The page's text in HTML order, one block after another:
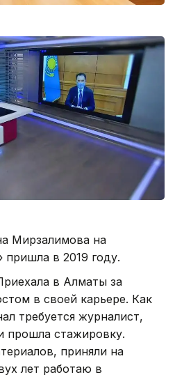
Мирзалимова на
пришла в 2019 году.
в Алматы за
в своей карьере. Как
требуется журналист,
прошла стажировку.
приняли на
лет работаю в